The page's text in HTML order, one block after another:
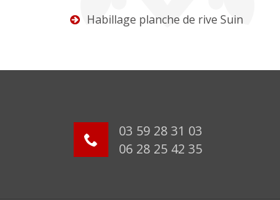
Habillage planche de rive Suin
03 59 28 31 03
06 28 25 42 35